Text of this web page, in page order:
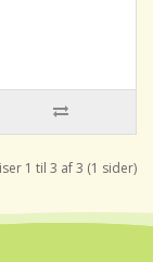
1 til 3 af 3 (1 sider)